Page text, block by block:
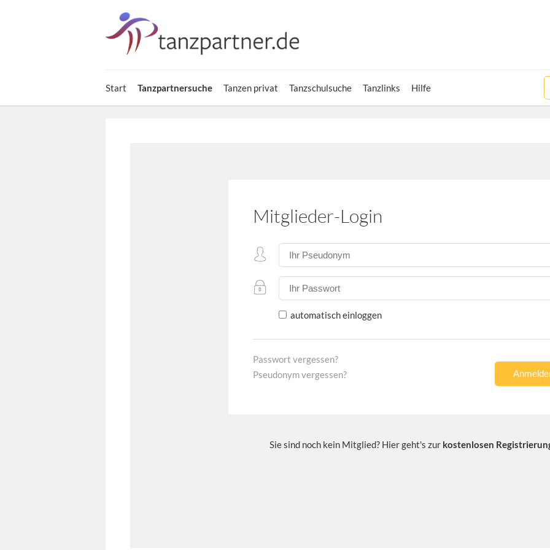
Start Tanzpartnersuche Tanzen privat Tanzschulsuche Tanzlinks Hilfe
Mitglieder-Login
automatisch einloggen
Passwort vergessen?
Pseudonym vergessen?
Sie sind noch kein Mitglied? Hier geht's zur kostenlosen